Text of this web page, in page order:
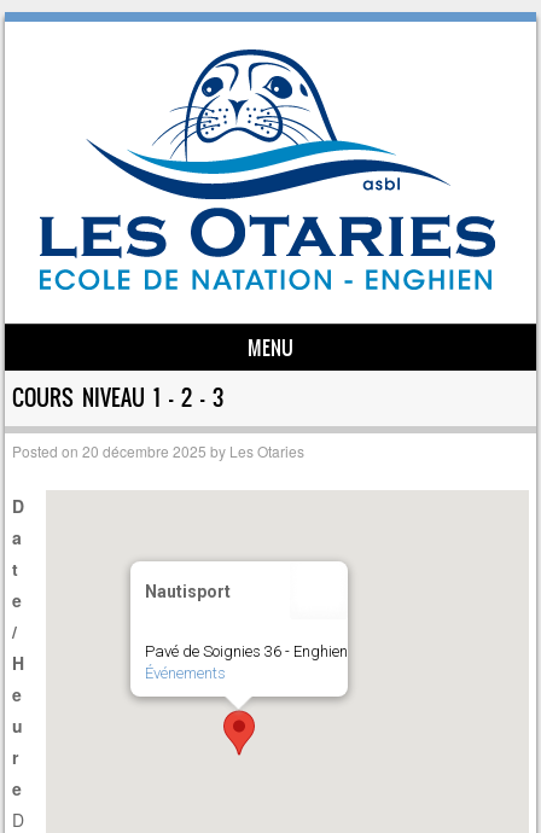
MENU
Skip to content
COURS NIVEAU 1 – 2 – 3
Posted on20 décembre 2025 by Les Otaries
Nautisport
Pavé de Soignies 36 - Enghien
Événements
D
a
t
e
/
H
e
u
r
e
D